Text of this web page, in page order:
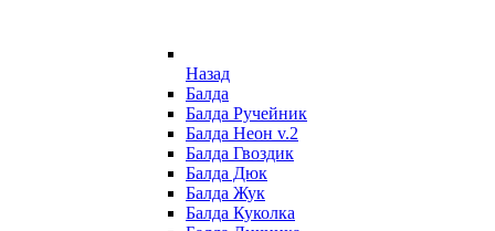
Назад
Балда
Балда Ручейник
Балда Неон v.2
Балда Гвоздик
Балда Дюк
Балда Жук
Балда Куколка